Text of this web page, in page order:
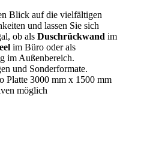
Blick auf die vielfältigen
und lassen Sie sich
ob als Duschrückwand im
im Büro oder als
im Außenbereich.
und Sonderformate.
Platte 3000 mm x 1500 mm
möglich